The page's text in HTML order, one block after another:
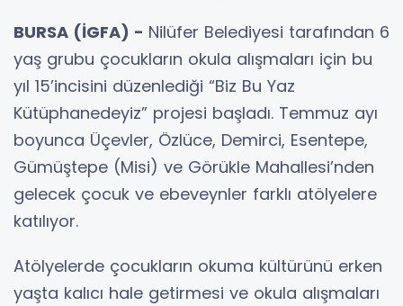
BURSA (İGFA) - Nilüfer Belediyesi tarafından 6
yaş grubu çocukların okula alışmaları için bu
yıl 15’incisini düzenlediği “Biz Bu Yaz
Kütüphanedeyiz” projesi başladı. Temmuz ayı
boyunca Üçevler, Özlüce, Demirci, Esentepe,
Gümüştepe (Misi) ve Görükle Mahallesi’nden
gelecek çocuk ve ebeveynler farklı atölyelere
katılıyor.
Atölyelerde çocukların okuma kültürünü erken
yaşta kalıcı hale getirmesi ve okula alışmaları